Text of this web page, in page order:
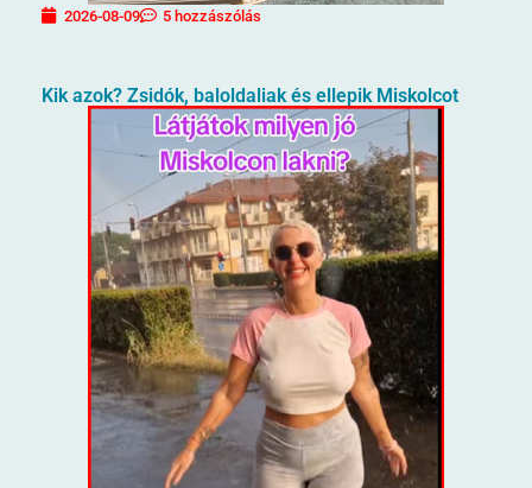
2026-08-09 5 hozzászólás
Kik azok? Zsidók, baloldaliak és ellepik Miskolcot